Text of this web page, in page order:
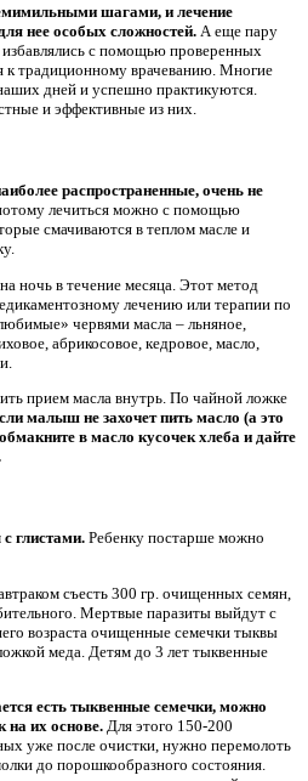
шагами, и лечение
нее особых сложностей. А еще пару
избавлялись с помощью проверенных
традиционному врачеванию. Многие
дней и успешно практикуются.
и эффективные из них.
распространенные, очень не
лечиться можно с помощью
смачиваются в теплом масле и
ночь в течение месяца. Этот метод
лечению или терапии по
червями масла – льняное,
абрикосовое, кедровое, масло,
прием масла внутрь. По чайной ложке
малыш не захочет пить масло (а это
в масло кусочек хлеба и дайте
глистами.Ребенку постарше можно
съесть 300 гр. очищенных семян,
Мертвые паразиты выйдут с
возраста очищенные семечки тыквы
меда. Детям до 3 лет тыквенные
есть тыквенные семечки, можно
на их основе. Для этого 150-200
уже после очистки, нужно перемолоть
до порошкообразного состояния.